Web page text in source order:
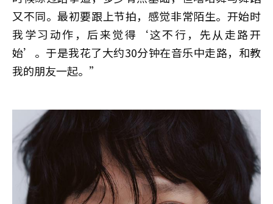
又不同。最初要跟上节拍，感觉非常陌生。开始时
我学习动作，后来觉得‘这不行，先从走路开
始’。于是我花了大约30分钟在音乐中走路，和教
我的朋友一起。”